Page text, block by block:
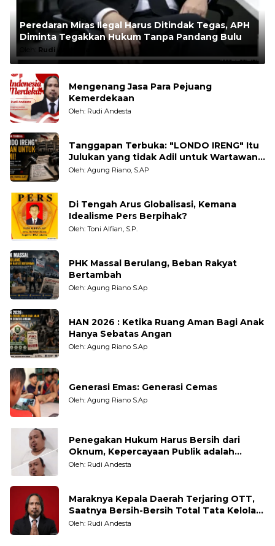
Peredaran Miras Ilegal Harus Ditindak Tegas, APH
Diminta Tegakkan Hukum Tanpa Pandang Bulu
Oleh: Rudi Andesta
Mengenang Jasa Para Pejuang
Kemerdekaan
Oleh: Rudi Andesta
Tanggapan Terbuka: "LONDO IRENG" Itu
Julukan yang tidak Adil untuk Wartawan,
Pengamat dan LSM
Oleh: Agung Riano, S.AP
Di Tengah Arus Globalisasi, Kemana
Idealisme Pers Berpihak?
Oleh: Toni Alfian, S.P.
PHK Massal Berulang, Beban Rakyat
Bertambah
Oleh: Agung Riano S.Ap
HAN 2026 : Ketika Ruang Aman Bagi Anak
Hanya Sebatas Angan
Oleh: Agung Riano S.Ap
Generasi Emas: Generasi Cemas
Oleh: Agung Riano S.Ap
Penegakan Hukum Harus Bersih dari
Oknum, Kepercayaan Publik adalah
Taruhannya
Oleh: Rudi Andesta
Maraknya Kepala Daerah Terjaring OTT,
Saatnya Bersih-Bersih Total Tata Kelola
Pemerintahan
Oleh: Rudi Andesta